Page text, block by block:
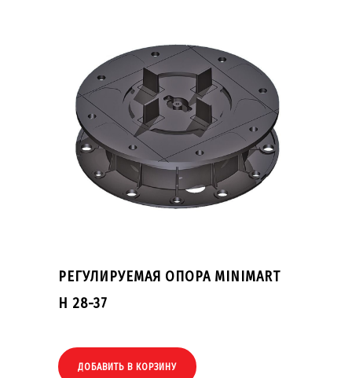
РЕГУЛИРУЕМАЯ ОПОРА MINIMART
H 28-37
ДОБАВИТЬ В КОРЗИНУ